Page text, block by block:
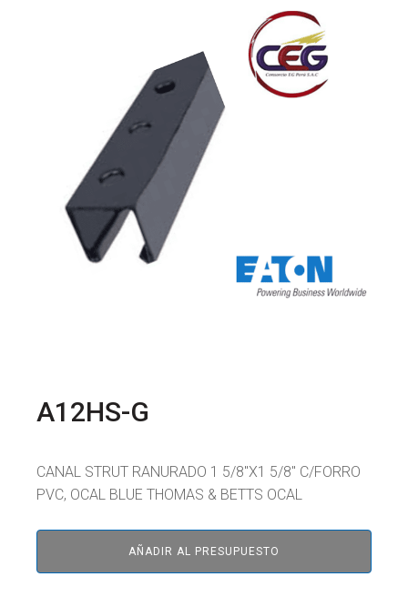
A12HS-G
CANAL STRUT RANURADO 1 5/8"X1 5/8" C/FORRO
PVC, OCAL BLUE THOMAS & BETTS OCAL
AÑADIR AL PRESUPUESTO